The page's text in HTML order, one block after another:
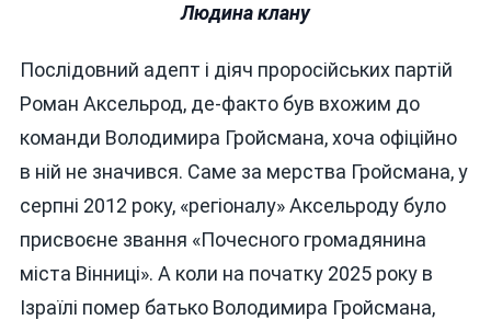
Людина клану
Послідовний адепт і діяч проросійських партій
Роман Аксельрод, де-факто був вхожим до
команди Володимира Гройсмана, хоча офіційно
в ній не значився. Саме за мерства Гройсмана, у
серпні 2012 року, «регіоналу» Аксельроду було
присвоєне звання «Почесного громадянина
міста Вінниці». А коли на початку 2025 року в
Ізраїлі помер батько Володимира Гройсмана,